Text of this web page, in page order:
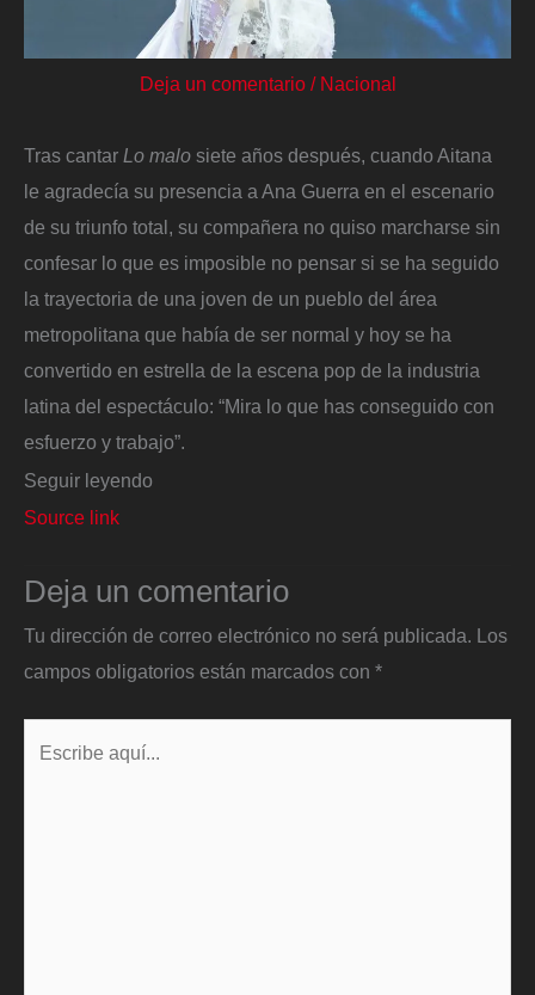
Deja un comentario / Nacional
Tras cantar Lo malo siete años después, cuando Aitana
le agradecía su presencia a Ana Guerra en el escenario
de su triunfo total, su compañera no quiso marcharse sin
confesar lo que es imposible no pensar si se ha seguido
la trayectoria de una joven de un pueblo del área
metropolitana que había de ser normal y hoy se ha
convertido en estrella de la escena pop de la industria
latina del espectáculo: “Mira lo que has conseguido con
esfuerzo y trabajo”.
Seguir leyendo
Source link
Deja un comentario
Tu dirección de correo electrónico no será publicada. Los
campos obligatorios están marcados con *